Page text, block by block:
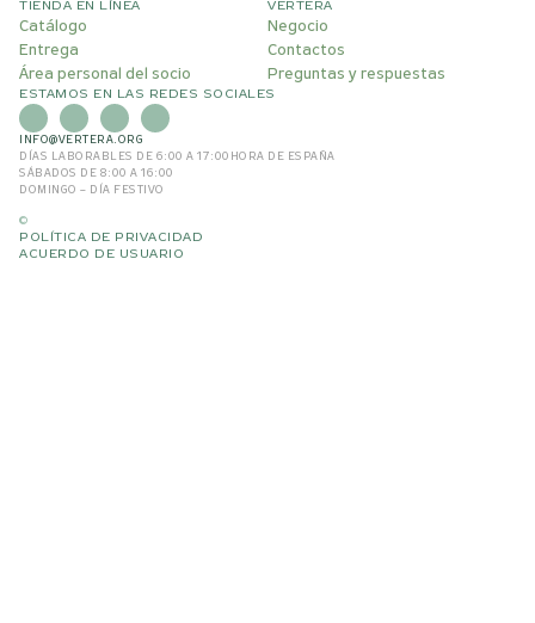
TIENDA EN LÍNEA
Catálogo
Entrega
Área personal del socio
VERTERA
Negocio
Contactos
Preguntas y respuestas
ESTAMOS EN LAS REDES SOCIALES
INFO@VERTERA.ORG
DÍAS LABORABLES DE 6:00 A 17:00 HORA DE ESPAÑA
SÁBADOS DE 8:00 A 16:00
DOMINGO – DÍA FESTIVO
©
POLÍTICA DE PRIVACIDAD
ACUERDO DE USUARIO